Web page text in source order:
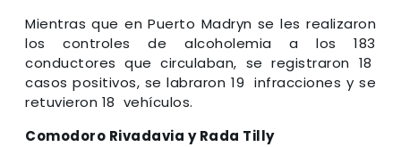
Mientras que en Puerto Madryn se les realizaron
los controles de alcoholemia a los 183
conductores que circulaban, se registraron 18
casos positivos, se labraron 19 infracciones y se
retuvieron 18 vehículos.
Comodoro Rivadavia y Rada Tilly